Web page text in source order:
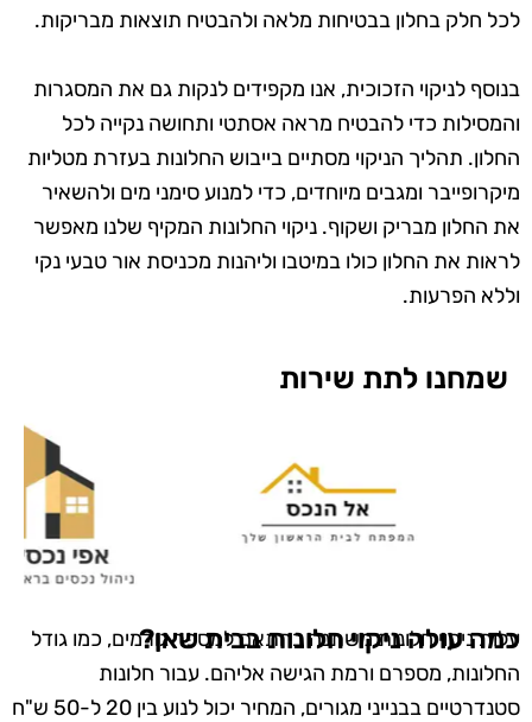
לכל חלק בחלון בבטיחות מלאה ולהבטיח תוצאות מבריקות.
בנוסף לניקוי הזכוכית, אנו מקפידים לנקות גם את המסגרות
והמסילות כדי להבטיח מראה אסתטי ותחושה נקייה לכל
החלון. תהליך הניקוי מסתיים בייבוש החלונות בעזרת מטליות
מיקרופייבר ומגבים מיוחדים, כדי למנוע סימני מים ולהשאיר
את החלון מבריק ושקוף. ניקוי החלונות המקיף שלנו מאפשר
לראות את החלון כולו במיטבו וליהנות מכניסת אור טבעי נקי
וללא הפרעות.
שמחנו לתת שירות
כמה עולה ניקוי חלונות בבית שאן?
עלות ניקוי חלונות משתנה בהתאם למספר גורמים, כמו גודל
החלונות, מספרם ורמת הגישה אליהם. עבור חלונות
סטנדרטיים בבנייני מגורים, המחיר יכול לנוע בין 20 ל-50 ש"ח